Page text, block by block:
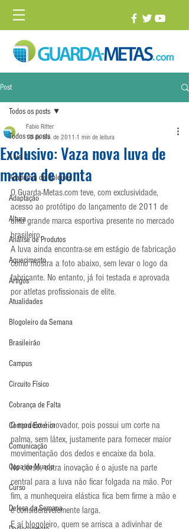
Post
Todos os posts
1 vs. 1
Academia de Goleiros
Adaptação
Altura
Análise de Produtos
Aquecimento
Artigos
Atualidades
Blogoleiro da Semana
Brasileirão
Campus
Circuito Físico
Cobrança de Falta
Compra Exterior
Comunicação
Copa do Mundo
Curso
Defesa da Semana
Todos os posts
Exclusivo: Vaza nova luva de
marca de ponta
Fabio Ritter
10 de fev. de 2011 1 min de leitura
O Guarda-Metas.com teve, com exclusividade,
acesso ao protótipo do lançamento de 2011 de
uma grande marca esportiva presente no mercado
brasileiro.
A luva ainda encontra-se em estágio de fabricação
como mostra a foto abaixo, sem levar o logo da
fabricante. No entanto, já foi testada e aprovada
por atletas profissionais de elite.
O modelo é inovador, pois possui um corte na
palma, sem látex, justamente para fornecer maior
movimentação dos dedos e encaixe da bola.
No dorso, outra inovação é o ajuste na parte
central para a luva não ficar folgada na mão. Por
fim, a munhequeira elástica fica bem firme a mão e
é consideravelemente larga.
E aí blogoleiro, quem se arrisca a adivinhar de